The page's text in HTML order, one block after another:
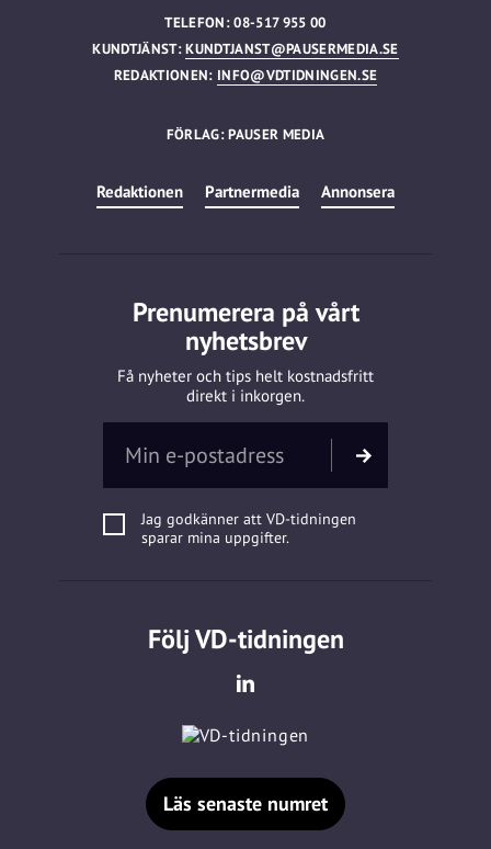
TELEFON: 08-517 955 00
KUNDTJÄNST:KUNDTJANST@PAUSERMEDIA.SE
REDAKTIONEN: INFO@VDTIDNINGEN.SE
FÖRLAG: PAUSER MEDIA
Redaktionen Partnermedia Annonsera
Prenumerera på vårt
nyhetsbrev
Få nyheter och tips helt kostnadsfritt
direkt i inkorgen.
Jag godkänner att VD-tidningen
sparar mina uppgifter.
Följ VD-tidningen
Läs senaste numret